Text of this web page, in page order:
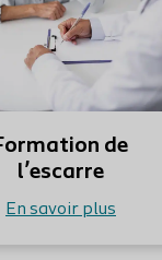
de
l’escarre
En savoir plus